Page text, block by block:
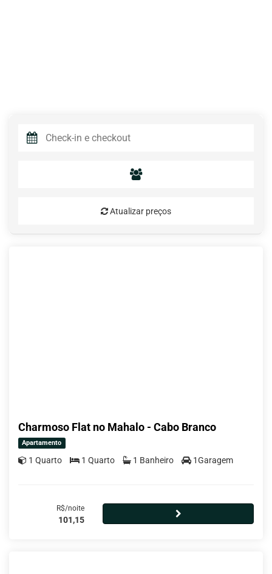
Atualizar preços
Charmoso Flat no Mahalo - Cabo Branco
Apartamento
1 Quarto 1 Quarto 1 Banheiro 1Garagem
R$/noite
101,15